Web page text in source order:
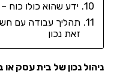
ידע שהוא כולו כוח
תהליך עבודה עם
זאת נכון
ניהול נכון של בית עסק או